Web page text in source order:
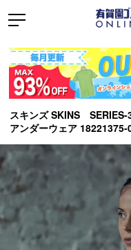
スキンズ SKINS SERIES-
アンダーウェア